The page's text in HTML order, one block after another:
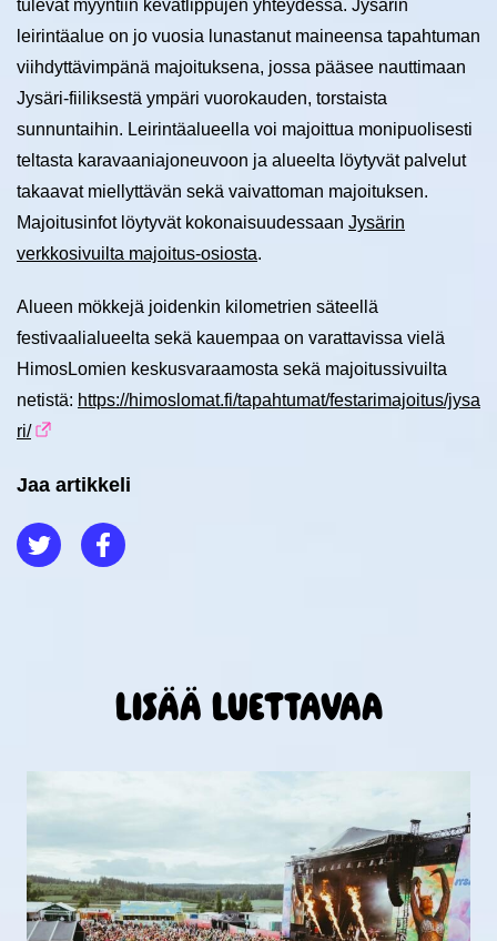
tulevat myyntiin kevätlippujen yhteydessä. Jysärin
leirintäalue on jo vuosia lunastanut maineensa tapahtuman
viihdyttävimpänä majoituksena, jossa pääsee nauttimaan
Jysäri-fiiliksestä ympäri vuorokauden, torstaista
sunnuntaihin. Leirintäalueella voi majoittua monipuolisesti
teltasta karavaaniajoneuvoon ja alueelta löytyvät palvelut
takaavat miellyttävän sekä vaivattoman majoituksen.
Majoitusinfot löytyvät kokonaisuudessaan Jysärin
verkkosivuilta majoitus-osiosta.
Alueen mökkejä joidenkin kilometrien säteellä
festivaalialueelta sekä kauempaa on varattavissa vielä
HimosLomien keskusvaraamosta sekä majoitussivuilta
netistä: https://himoslomat.fi/tapahtumat/festarimajoitus/jysa
ri/
Jaa artikkeli
Jaa TwitterissäJaa Facebookissa
Lisää luettavaa